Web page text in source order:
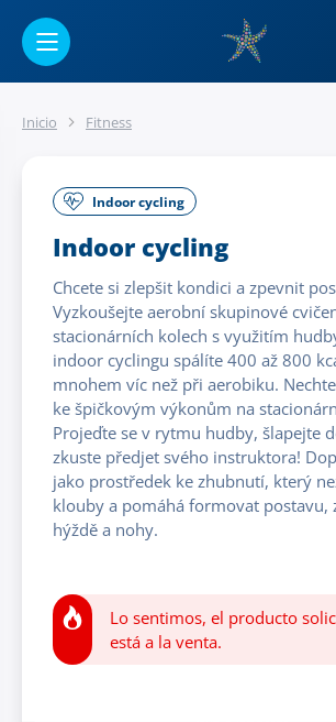
Inicio Fitness
Indoor cycling
Indoor cycling
Chcete si zlepšit kondici a zpevnit
Vyzkoušejte aerobní skupinové
stacionárních kolech s využitím
indoor cyclingu spálíte 400 až 800
mnohem víc než při aerobiku.
ke špičkovým výkonům na
Projeďte se v rytmu hudby, šlapejte
zkuste předjet svého instruktora!
jako prostředek ke zhubnutí, který
klouby a pomáhá formovat postavu,
hýždě a nohy.
Lo sentimos, el producto
está a la venta.